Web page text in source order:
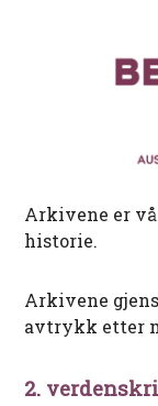
Arkivene er
historie.
Arkivene
avtrykk etter
2.